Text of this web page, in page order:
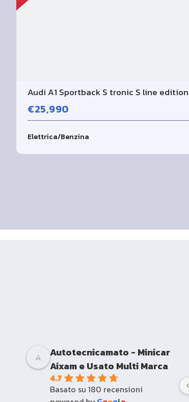
Audi A1 Sportback S tronic S line edition
€25,990
Elettrica/Benzina
Autotecnicamato - Minicar
Aixam e Usato Multi Marca
4.7
Basato su 180 recensioni